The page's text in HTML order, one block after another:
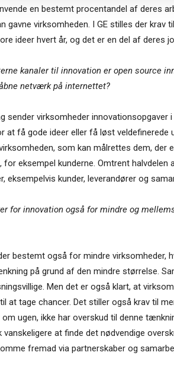
en bestemt procentandel af deres
gavne virksomheden. I GE stilles der
ideer hvert år, og det er en del af deres
kanaler til innovation er open source
netværk på internettet?
sender virksomheder innovationsopgaver
at få gode ideer eller få løst veldefinerede
som kan målrettes dem, der
for eksempel kunderne. Omtrent
eksempelvis kunder, leverandører og
for innovation også for mindre og
bestemt også for mindre virksomheder,
på grund af den mindre størrelse.
Men det er også klart, at
at tage chancer. Det stiller også krav til
ugen, ikke har overskud til denne
vanskeligere at finde det nødvendige
fremad via partnerskaber og